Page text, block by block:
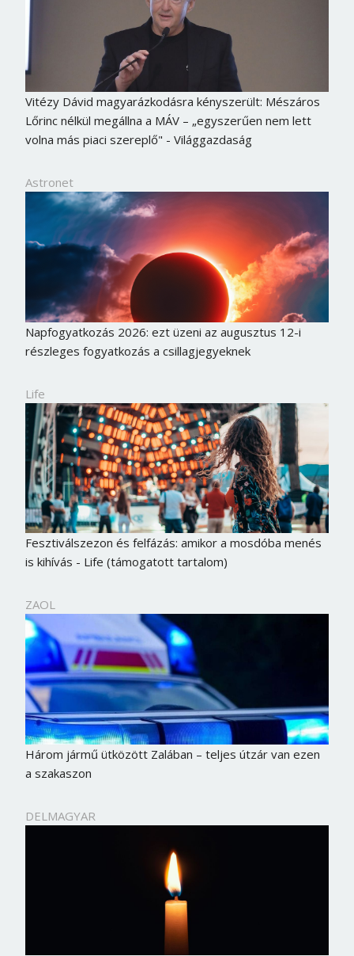
Vitézy Dávid magyarázkodásra kényszerült: Mészáros
Lőrinc nélkül megállna a MÁV – „egyszerűen nem lett
volna más piaci szereplő" - Világgazdaság
Astronet
Napfogyatkozás 2026: ezt üzeni az augusztus 12-i
részleges fogyatkozás a csillagjegyeknek
Life
Fesztiválszezon és felfázás: amikor a mosdóba menés
is kihívás - Life (támogatott tartalom)
ZAOL
Három jármű ütközött Zalában – teljes útzár van ezen
a szakaszon
DELMAGYAR